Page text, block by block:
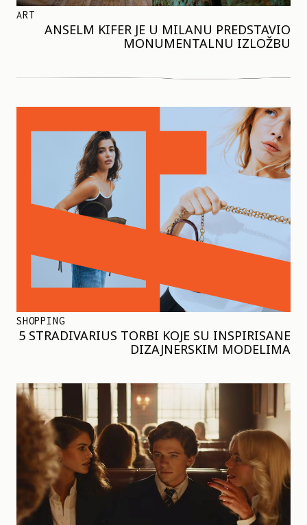
ART
ANSELM KIFER JE U MILANU PREDSTAVIO
MONUMENTALNU IZLOŽBU
SHOPPING
5 STRADIVARIUS TORBI KOJE SU INSPIRISANE
DIZAJNERSKIM MODELIMA